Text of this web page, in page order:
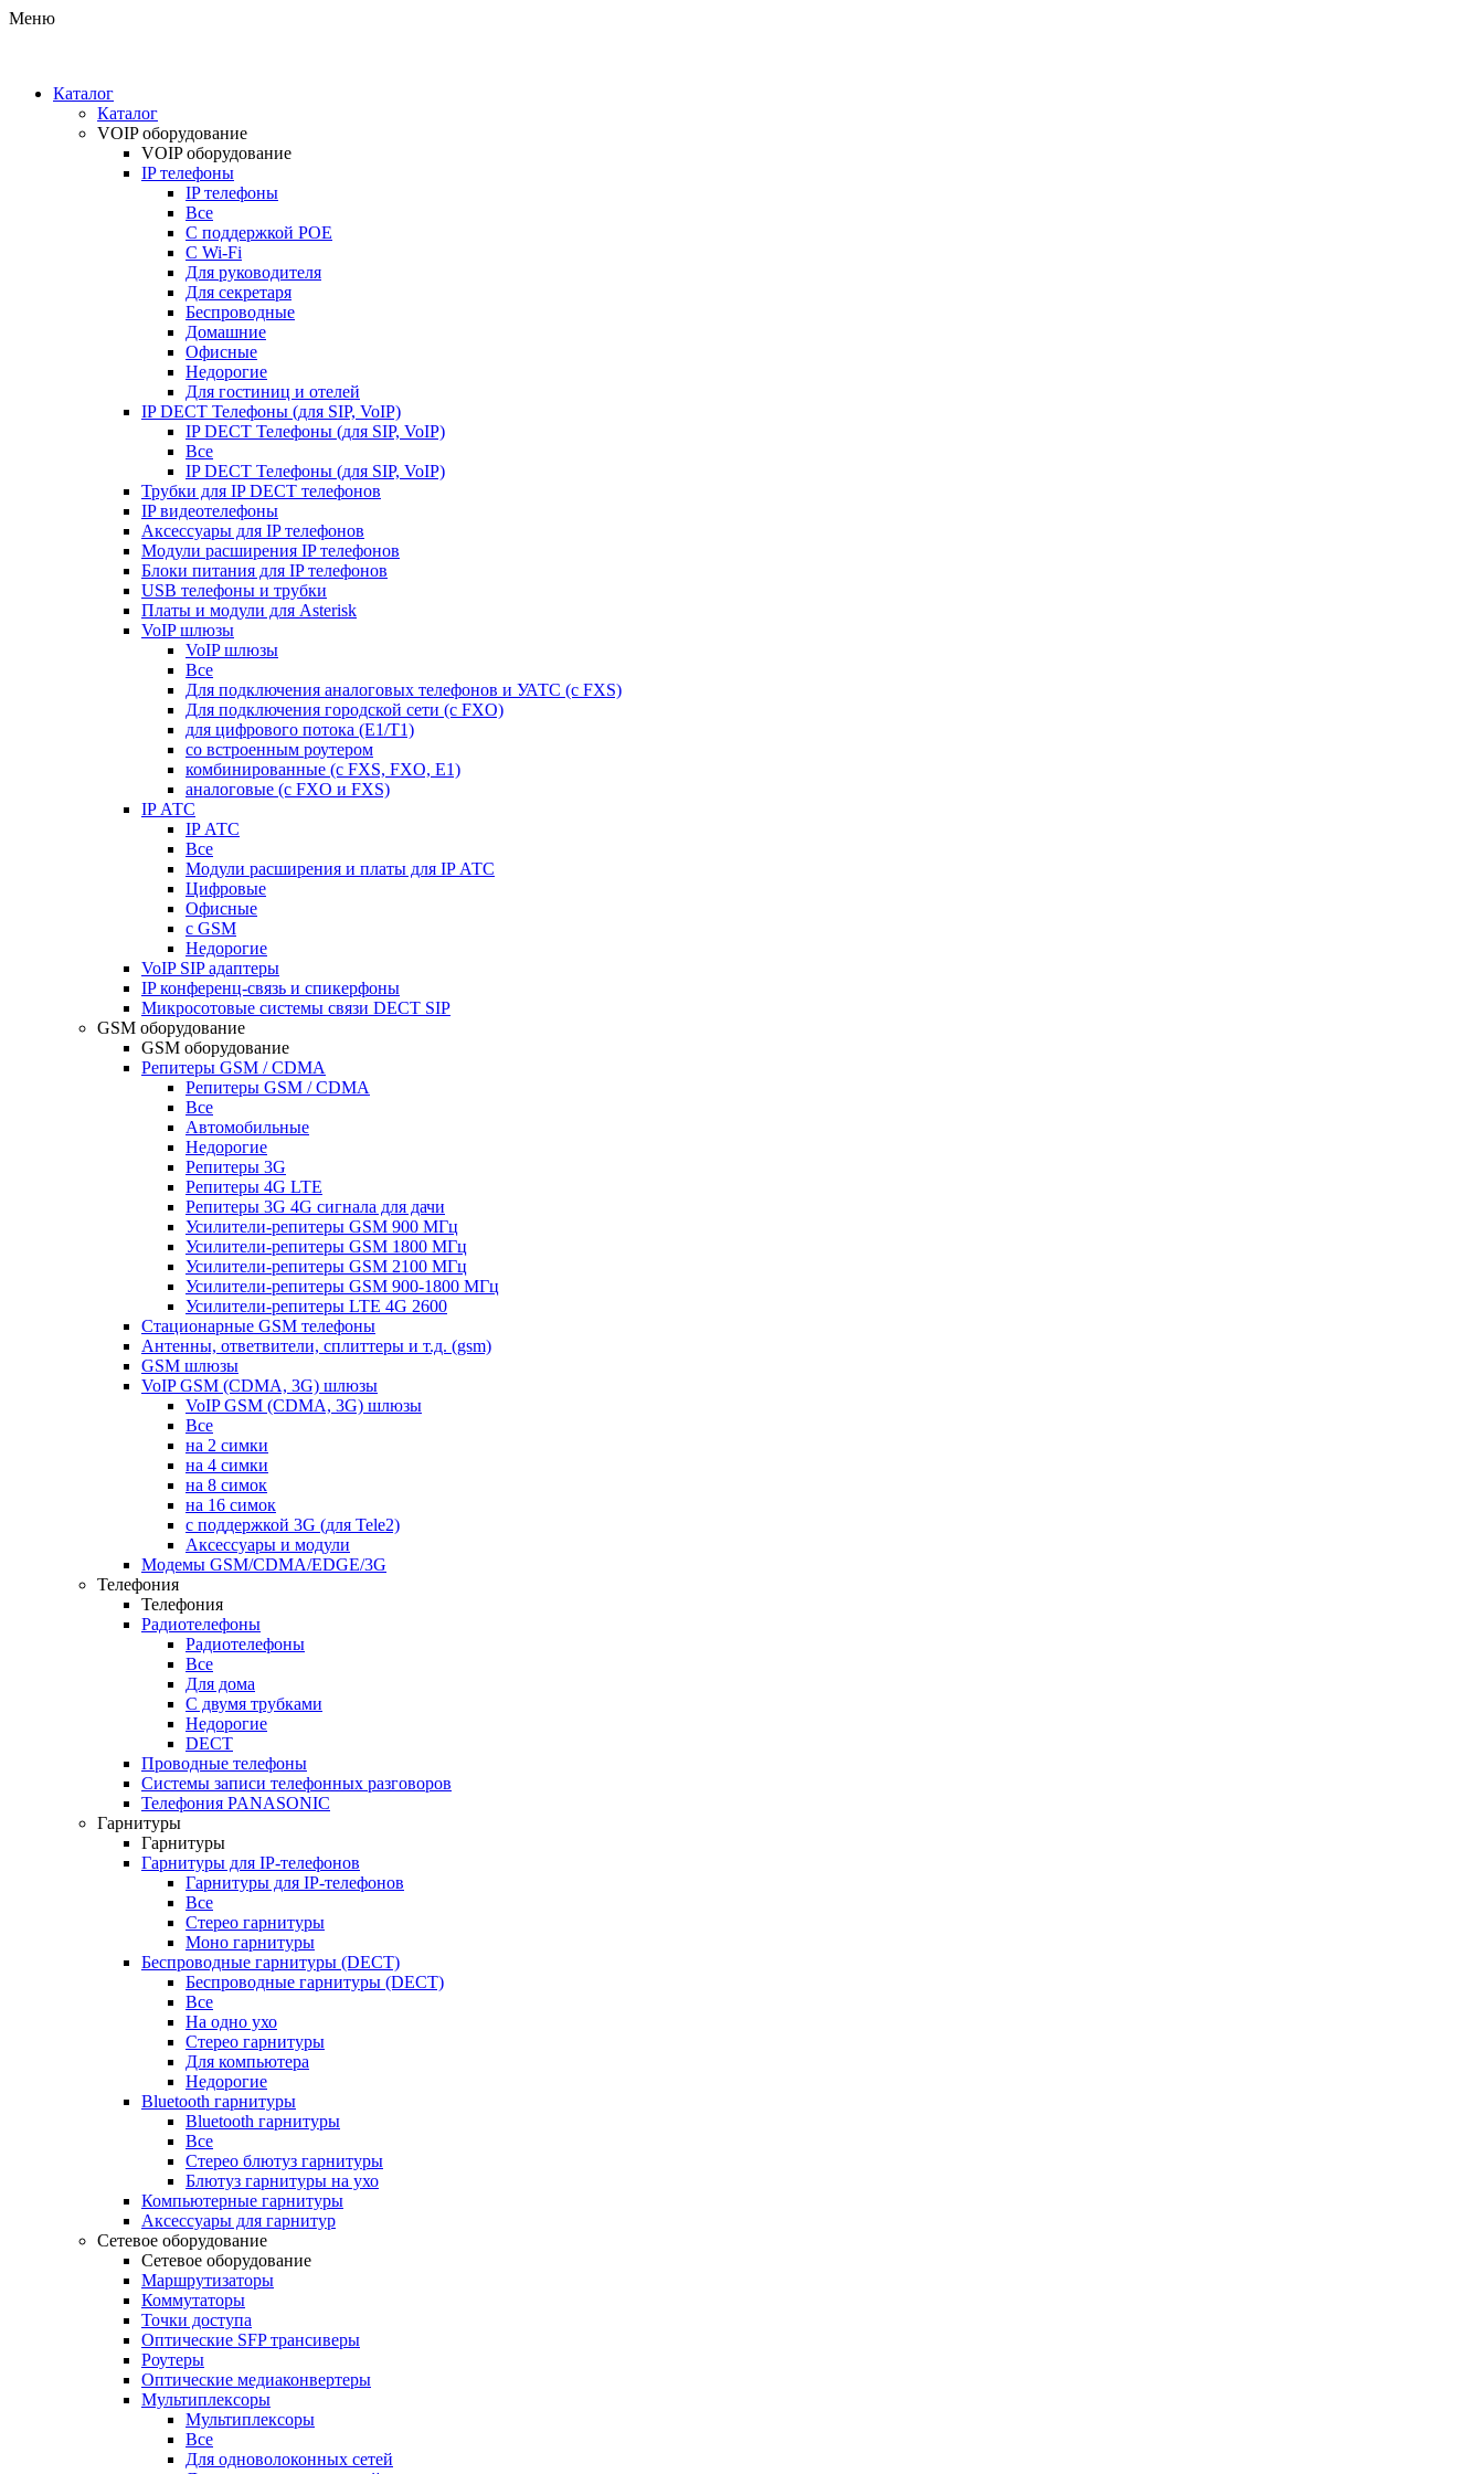
Меню
Каталог
Каталог
VOIP оборудование
VOIP оборудование
IP телефоны
IP телефоны
Все
С поддержкой POE
C Wi-Fi
Для руководителя
Для секретаря
Беспроводные
Домашние
Офисные
Недорогие
Для гостиниц и отелей
IP DECT Телефоны (для SIP, VoIP)
IP DECT Телефоны (для SIP, VoIP)
Все
IP DECT Телефоны (для SIP, VoIP)
Трубки для IP DECT телефонов
IP видеотелефоны
Аксессуары для IP телефонов
Модули расширения IP телефонов
Блоки питания для IP телефонов
USB телефоны и трубки
Платы и модули для Asterisk
VoIP шлюзы
VoIP шлюзы
Все
Для подключения аналоговых телефонов и УАТС (с FXS)
Для подключения городской сети (с FXO)
для цифрового потока (E1/T1)
со встроенным роутером
комбинированные (c FXS, FXO, E1)
аналоговые (с FXO и FXS)
IP АТС
IP АТС
Все
Модули расширения и платы для IP АТС
Цифровые
Офисные
с GSM
Недорогие
VoIP SIP адаптеры
IP конференц-связь и спикерфоны
Микросотовые системы связи DECT SIP
GSM оборудование
GSM оборудование
Репитеры GSM / CDMA
Репитеры GSM / CDMA
Все
Автомобильные
Недорогие
Репитеры 3G
Репитеры 4G LTE
Репитеры 3G 4G сигнала для дачи
Усилители-репитеры GSM 900 МГц
Усилители-репитеры GSM 1800 МГц
Усилители-репитеры GSM 2100 МГц
Усилители-репитеры GSM 900-1800 МГц
Усилители-репитеры LTE 4G 2600
Стационарные GSM телефоны
Антенны, ответвители, сплиттеры и т.д. (gsm)
GSM шлюзы
VoIP GSM (CDMA, 3G) шлюзы
VoIP GSM (CDMA, 3G) шлюзы
Все
на 2 симки
на 4 симки
на 8 симок
на 16 симок
с поддержкой 3G (для Tele2)
Аксессуары и модули
Модемы GSM/CDMA/EDGE/3G
Телефония
Телефония
Радиотелефоны
Радиотелефоны
Все
Для дома
С двумя трубками
Недорогие
DECT
Проводные телефоны
Системы записи телефонных разговоров
Телефония PANASONIC
Гарнитуры
Гарнитуры
Гарнитуры для IP-телефонов
Гарнитуры для IP-телефонов
Все
Стерео гарнитуры
Моно гарнитуры
Беспроводные гарнитуры (DECT)
Беспроводные гарнитуры (DECT)
Все
На одно ухо
Стерео гарнитуры
Для компьютера
Недорогие
Bluetooth гарнитуры
Bluetooth гарнитуры
Все
Стерео блютуз гарнитуры
Блютуз гарнитуры на ухо
Компьютерные гарнитуры
Аксессуары для гарнитур
Сетевое оборудование
Сетевое оборудование
Маршрутизаторы
Коммутаторы
Точки доступа
Оптические SFP трансиверы
Роутеры
Оптические медиаконвертеры
Мультиплексоры
Мультиплексоры
Все
Для одноволоконных сетей